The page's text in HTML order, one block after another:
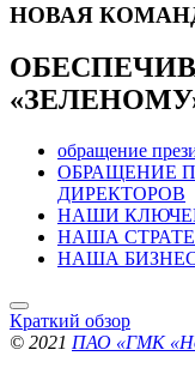
НОВАЯ
обращение
ОБРАЩЕНИЕ
ДИРЕКТОРОВ
НАШИ
НАША
НАША
Краткий обзор
© 2021 ПАО «ГМК